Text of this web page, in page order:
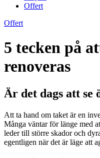
Offert
Offert
5 tecken på
renoveras
Är det dags att se
Att ta hand om taket är en
Många väntar för länge med
leder till större skador och
egentligen när det är läge att